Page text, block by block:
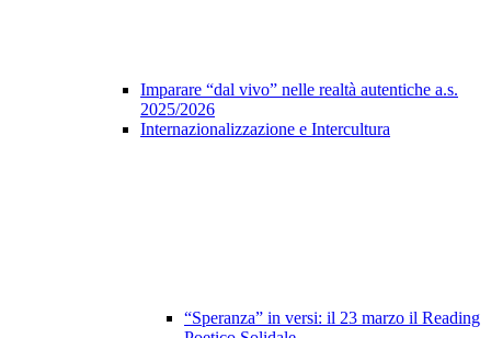
Imparare “dal vivo” nelle realtà autentiche a.s.
2025/2026
Internazionalizzazione e Intercultura
“Speranza” in versi: il 23 marzo il Reading